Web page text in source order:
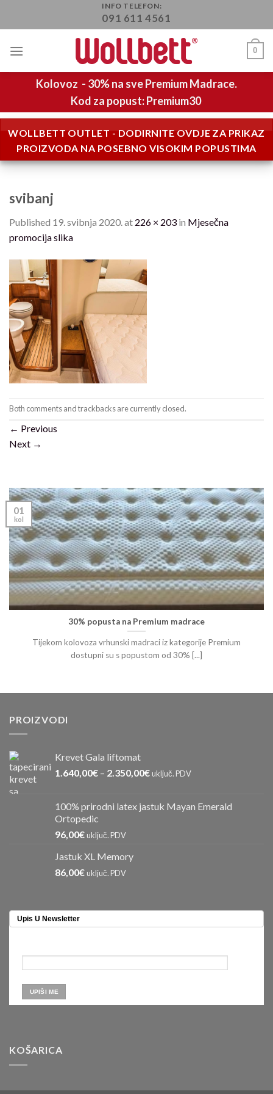
INFO TELEFON:
091 611 4561
0
Kolovoz - 30% na sve Premium Madrace.
Kod za popust: Premium30
WOLLBETT OUTLET - DODIRNITE OVDJE ZA PRIKAZ
PROIZVODA NA POSEBNO VISOKIM POPUSTIMA
svibanj
Published 19. svibnja 2020. at 226 × 203 in Mjesečna
promocija slika
Both comments and trackbacks are currently closed.
← Previous
Next →
30% popusta na Premium madrace
Tijekom kolovoza vrhunski madraci iz kategorije Premium
dostupni su s popustom od 30% [...]
01
kol
PROIZVODI
Krevet Gala liftomat
1.640,00€ – 2.350,00€ uključ. PDV
100% prirodni latex jastuk Mayan Emerald
Ortopedic
96,00€ uključ. PDV
Jastuk XL Memory
86,00€ uključ. PDV
Upis U Newsletter
KOŠARICA